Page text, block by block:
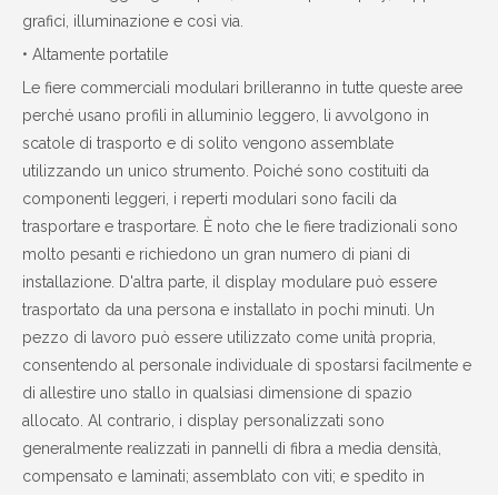
grafici, illuminazione e così via.
• Altamente portatile
Le fiere commerciali modulari brilleranno in tutte queste aree
perché usano profili in alluminio leggero, li avvolgono in
scatole di trasporto e di solito vengono assemblate
utilizzando un unico strumento. Poiché sono costituiti da
componenti leggeri, i reperti modulari sono facili da
trasportare e trasportare. È noto che le fiere tradizionali sono
molto pesanti e richiedono un gran numero di piani di
installazione. D'altra parte, il display modulare può essere
trasportato da una persona e installato in pochi minuti. Un
pezzo di lavoro può essere utilizzato come unità propria,
consentendo al personale individuale di spostarsi facilmente e
di allestire uno stallo in qualsiasi dimensione di spazio
allocato. Al contrario, i display personalizzati sono
generalmente realizzati in pannelli di fibra a media densità,
compensato e laminati; assemblato con viti; e spedito in